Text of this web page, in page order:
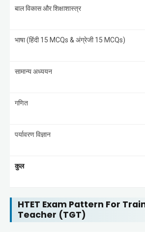
बाल विकास और शिक्षाशास्त्र
भाषा (हिंदी 15 MCQs & अंग्रेजी 15 MCQs)
सामान्य अध्ययन
गणित
पर्यावरण विज्ञान
कुल
HTET Exam Pattern For
Teacher (TGT)